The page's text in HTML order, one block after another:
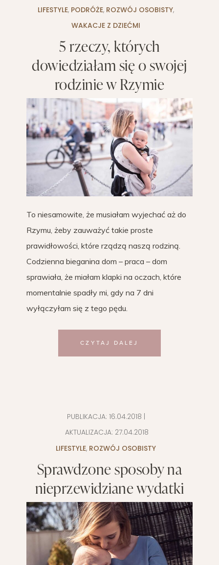
LIFESTYLE, PODRÓŻE, ROZWÓJ OSOBISTY,
WAKACJE Z DZIEĆMI
5 rzeczy, których
dowiedziałam się o swojej
rodzinie w Rzymie
To niesamowite, że musiałam wyjechać aż do
Rzymu, żeby zauważyć takie proste
prawidłowości, które rządzą naszą rodziną.
Codzienna bieganina dom – praca – dom
sprawiała, że miałam klapki na oczach, które
momentalnie spadły mi, gdy na 7 dni
wyłączyłam się z tego pędu.
CZYTAJ DALEJ
PUBLIKACJA: 16.04.2018 |
AKTUALIZACJA: 27.04.2018
LIFESTYLE, ROZWÓJ OSOBISTY
Sprawdzone sposoby na
nieprzewidziane wydatki